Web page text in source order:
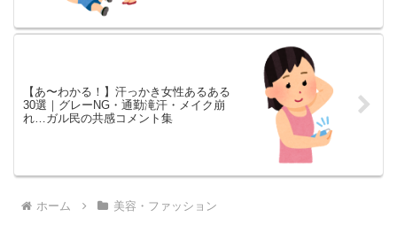
【あ〜わかる！】汗っかき女性あるある
30選｜グレーNG・通勤滝汗・メイク崩
れ…ガル民の共感コメント集
ホーム 美容・ファッション